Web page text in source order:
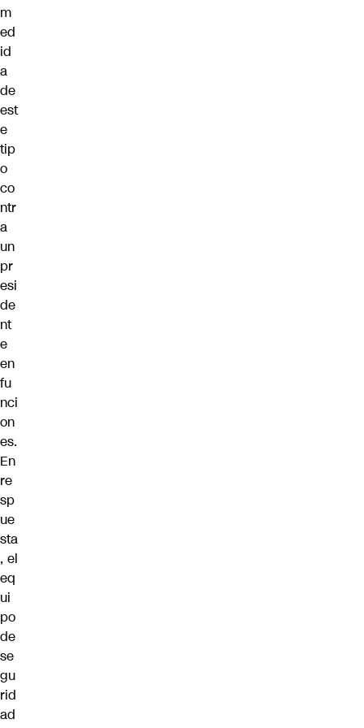
m
ed
id
a
de
est
e
tip
o
co
ntr
a
un
pr
esi
de
nt
e
en
fu
nci
on
es.
En
re
sp
ue
sta
, el
eq
ui
po
de
se
gu
rid
ad